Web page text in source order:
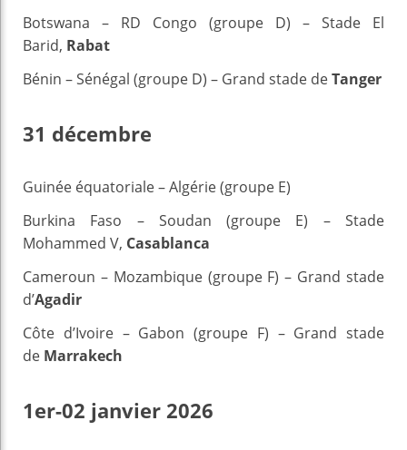
Botswana – RD Congo (groupe D) – Stade El
Barid, Rabat
Bénin – Sénégal (groupe D) – Grand stade deTanger
31 décembre
Guinée équatoriale – Algérie (groupe E)
Burkina Faso – Soudan (groupe E) – Stade
Mohammed V, Casablanca
Cameroun – Mozambique (groupe F) – Grand stade
d’Agadir
Côte d’Ivoire – Gabon (groupe F) – Grand stade
de Marrakech
1er-02 janvier 2026